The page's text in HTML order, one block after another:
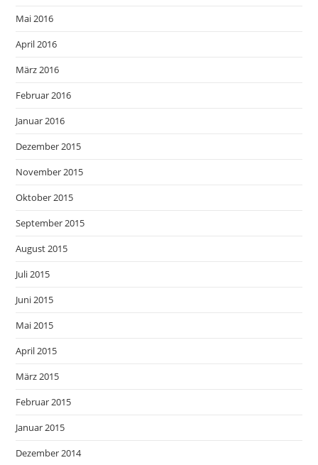
Mai 2016
April 2016
März 2016
Februar 2016
Januar 2016
Dezember 2015
November 2015
Oktober 2015
September 2015
August 2015
Juli 2015
Juni 2015
Mai 2015
April 2015
März 2015
Februar 2015
Januar 2015
Dezember 2014